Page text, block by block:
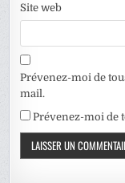
Site web
Prévenez-moi de
mail.
Prévenez-moi de